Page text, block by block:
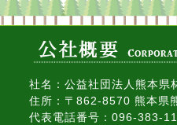
社名：公益社団法人熊本県
住所：〒862-8570 熊本県
代表電話番号：096-383-